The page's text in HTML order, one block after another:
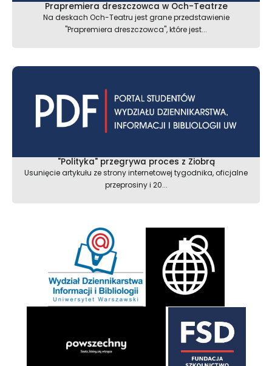
Prapremiera dreszczowca w Och-Teatrze
Na deskach Och-Teatru jest grane przedstawienie
"Prapremiera dreszczowca", które jest...
"Polityka" przegrywa proces z Ziobrą
Usunięcie artykułu ze strony internetowej tygodnika, oficjalne
przeprosiny i 20...